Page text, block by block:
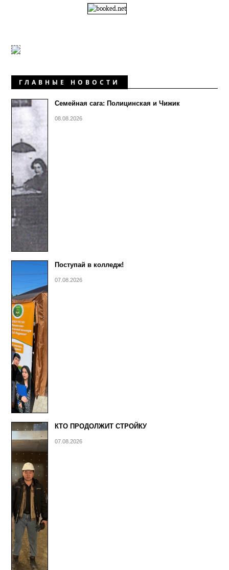
ГЛАВНЫЕ НОВОСТИ
Семейная сага: Полицинская и Чижик
08.08.2026
Поступай в колледж!
07.08.2026
КТО ПРОДОЛЖИТ СТРОЙКУ
07.08.2026